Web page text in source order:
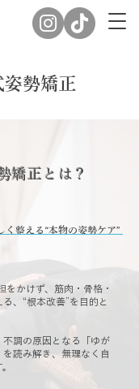
勢矯正
矯正とは？
く整える“本物の姿勢ケア”
をかけず、筋肉・骨格・
、“根本改善”を目的と
調の原因となる「ゆが
読み解き、無理なく自